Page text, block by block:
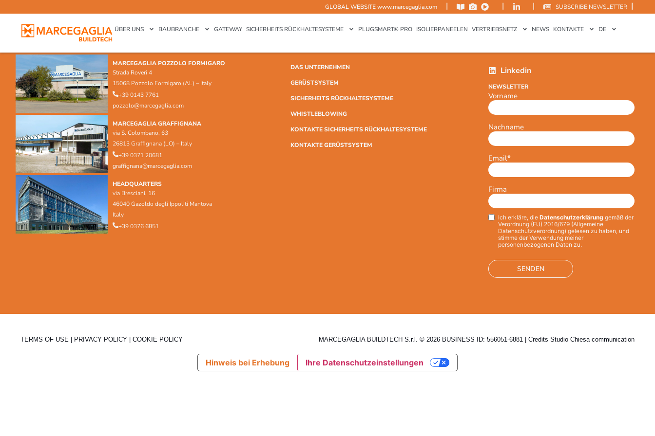
GLOBAL WEBSITEwww.marcegaglia.com | | | SUBSCRIBE NEWSLETTER |
ÜBER UNS BAUBRANCHE GATEWAY SICHERHEITS RÜCKHALTESYSTEME PLUGSMART® PRO ISOLIERPANEELEN VERTRIEBSNETZ NEWS KONTAKTE DE
MARCEGAGLIA POZZOLO FORMIGARO
Strada Roveri 4
15068 Pozzolo Formigaro (AL) – Italy
+39 0143 7761
pozzolo@marcegaglia.com
MARCEGAGLIA GRAFFIGNANA
via S. Colombano, 63
26813 Graffignana (LO) – Italy
+39 0371 20681
graffignana@marcegaglia.com
HEADQUARTERS
via Bresciani, 16
46040 Gazoldo degli Ippoliti Mantova
Italy
+39 0376 6851
DAS UNTERNEHMEN
GERÜSTSYSTEM
SICHERHEITS RÜCKHALTESYSTEME
WHISTLEBLOWING
KONTAKTE SICHERHEITS RÜCKHALTESYSTEME
KONTAKTE GERÜSTSYSTEM
Linkedin
NEWSLETTER
Vorname
Nachname
Email*
Firma
Privacy*
Ich erkläre, die Datenschutzerklärung gemäß der
Verordnung (EU) 2016/679 (Allgemeine
Datenschutzverordnung) gelesen zu haben, und
stimme der Verwendung meiner
personenbezogenen Daten zu.
TERMS OF USE PRIVACY POLICY COOKIE POLICY MARCEGAGLIA BUILDTECH S.r.l. © 2026 BUSINESS ID: 556051-6881 | Credits Studio Chiesa communication
Hinweis bei Erhebung Ihre Datenschutzeinstellungen